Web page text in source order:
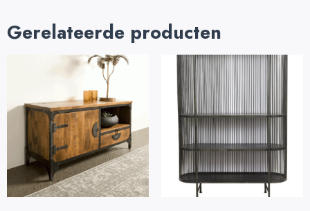
Gerelateerde producten